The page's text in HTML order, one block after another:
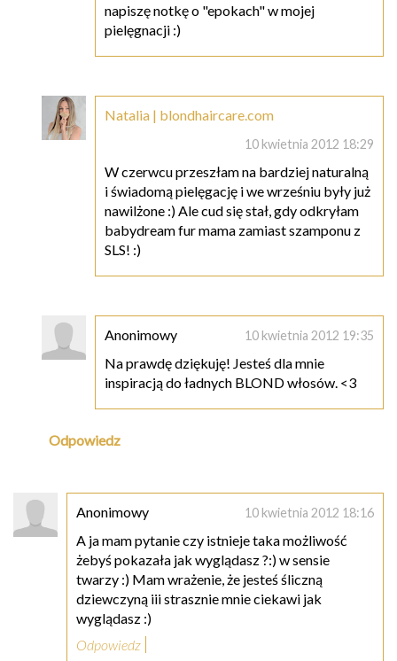
napiszę notkę o "epokach" w mojej
pielęgnacji :)
Natalia | blondhaircare.com
10 kwietnia 2012 18:29
W czerwcu przeszłam na bardziej naturalną
i świadomą pielęgację i we wrześniu były już
nawilżone :) Ale cud się stał, gdy odkryłam
babydream fur mama zamiast szamponu z
SLS! :)
Anonimowy 10 kwietnia 2012 19:35
Na prawdę dziękuję! Jesteś dla mnie
inspiracją do ładnych BLOND włosów. <3
Odpowiedz
Anonimowy 10 kwietnia 2012 18:16
A ja mam pytanie czy istnieje taka możliwość
żebyś pokazała jak wyglądasz ?:) w sensie
twarzy :) Mam wrażenie, że jesteś śliczną
dziewczyną iii strasznie mnie ciekawi jak
wyglądasz :)
Odpowiedz